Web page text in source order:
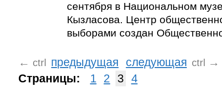
сентября в Национальном
Кызласова. Центр
выборами создан
← ctrl предыдущая следующая ctrl
→
Страницы:
1 2 3 4